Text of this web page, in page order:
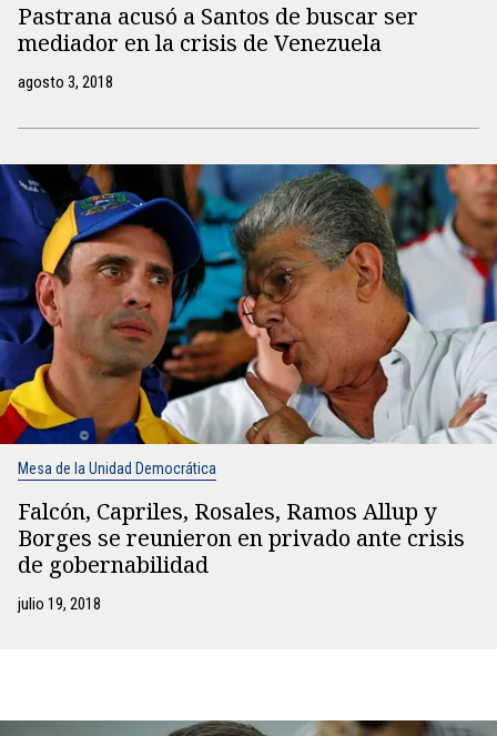
Pastrana acusó a Santos de buscar ser
mediador en la crisis de Venezuela
agosto 3, 2018
Mesa de la Unidad Democrática
Falcón, Capriles, Rosales, Ramos Allup y
Borges se reunieron en privado ante crisis
de gobernabilidad
julio 19, 2018